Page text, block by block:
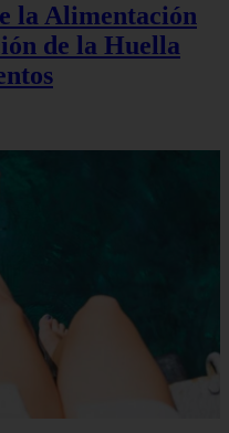
la Alimentación
de la Huella